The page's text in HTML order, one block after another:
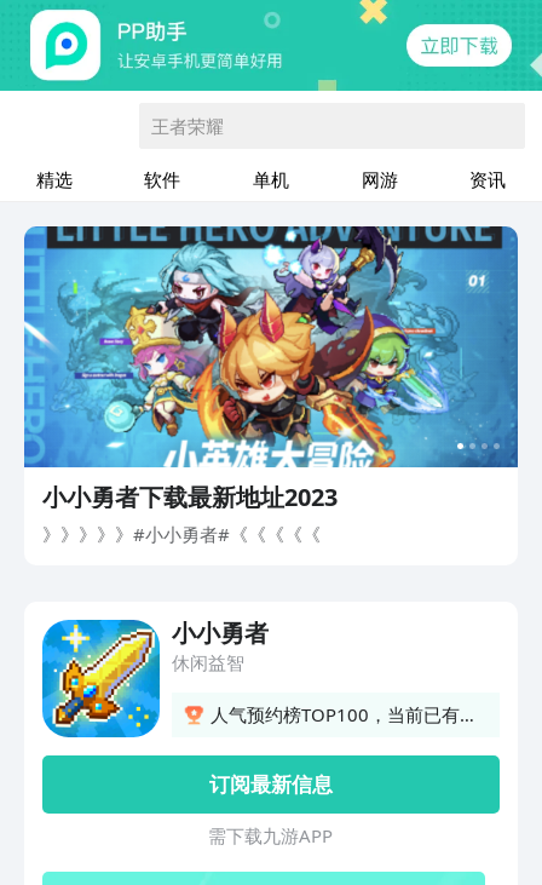
王者荣耀
精选 软件 单机 网游 资讯
小小勇者下载最新地址2023
》》》》》#小小勇者#《《《《《
小小勇者
休闲益智
人气预约榜TOP100，当前已有
订阅最新信息
需 下 载 九 游 A P P